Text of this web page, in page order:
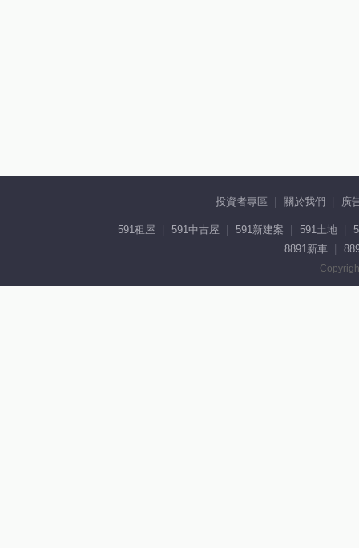
投資者專區 關於我們 廣
591租屋 591中古屋 591新建案 591土地
8891新車